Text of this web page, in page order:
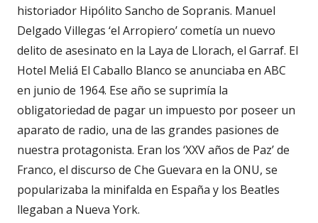
historiador Hipólito Sancho de Sopranis. Manuel
Delgado Villegas ‘el Arropiero’ cometía un nuevo
delito de asesinato en la Laya de Llorach, el Garraf. El
Hotel Meliá El Caballo Blanco se anunciaba en ABC
en junio de 1964. Ese año se suprimía la
obligatoriedad de pagar un impuesto por poseer un
aparato de radio, una de las grandes pasiones de
nuestra protagonista. Eran los ‘XXV años de Paz’ de
Franco, el discurso de Che Guevara en la ONU, se
popularizaba la minifalda en España y los Beatles
llegaban a Nueva York.